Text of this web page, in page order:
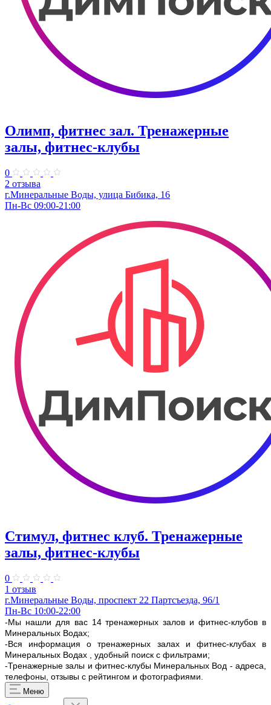
Олимп, фитнес зал. Тренажерные
залы, фитнес-клубы
0
2 отзыва
г.Минеральные Воды, улица Бибика, 16
Пн-Вс 09:00-21:00
Стимул, фитнес клуб. Тренажерные
залы, фитнес-клубы
0
1 отзыв
г.Минеральные Воды, проспект 22 Партсъезда, 96/1
Пн-Вс 10:00-22:00
-Мы нашли для вас 14 тренажерных залов и фитнес-клубов в
Минеральных Водах;
-Вся информация о тренажерных залах и фитнес-клубах в
Минеральных Водах , удобный поиск с фильтрами;
-Тренажерные залы и фитнес-клубы Минеральных Вод - адреса,
телефоны, отзывы с рейтингом и фотографиями.
Меню